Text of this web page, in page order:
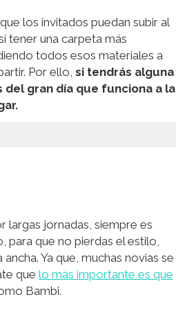
los invitados puedan subir al
tener una carpeta más
todos esos materiales a
Por ello, si tendrás alguna
gran día que funciona a la
largas jornadas, siempre es
para que no pierdas el estilo,
Ya que, muchas novias se
que lo más importante es que
Bambi.